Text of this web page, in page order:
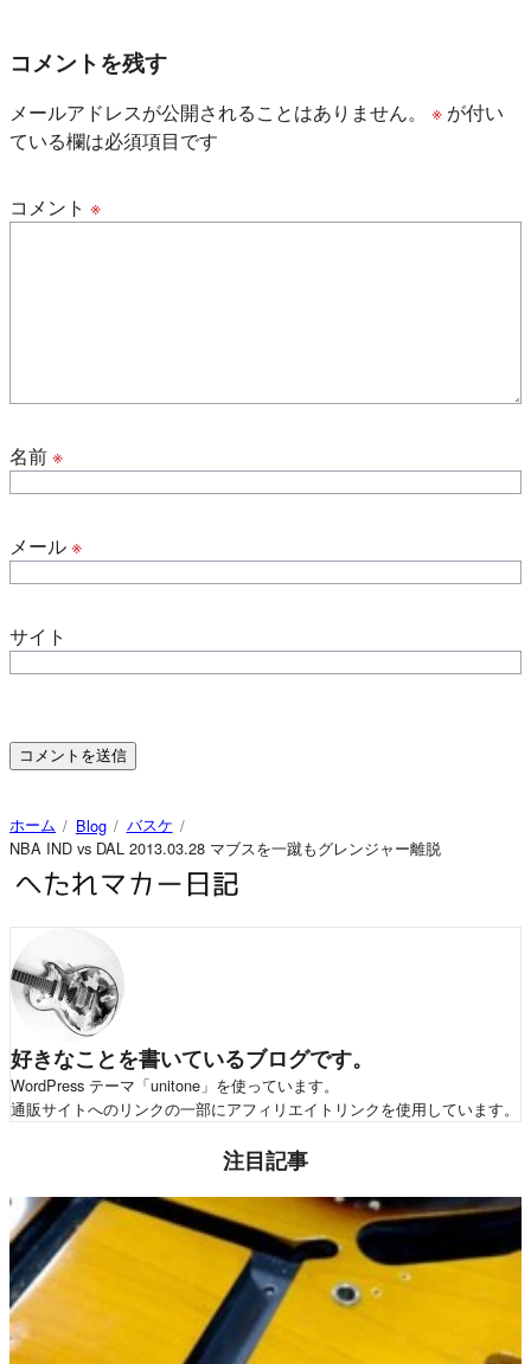
コメントを残す
メールアドレスが公開されることはありません。 ※ が付い
ている欄は必須項目です
コメント ※
名前※
メール※
サイト
ホーム Blog
バスケ
NBA IND vs DAL 2013.03.28 マブスを一蹴もグレンジャー離脱
好きなことを書いているブログです。
WordPress テーマ「unitone」を使っています。
通販サイトへのリンクの一部にアフィリエイトリンクを使用しています。
注目記事